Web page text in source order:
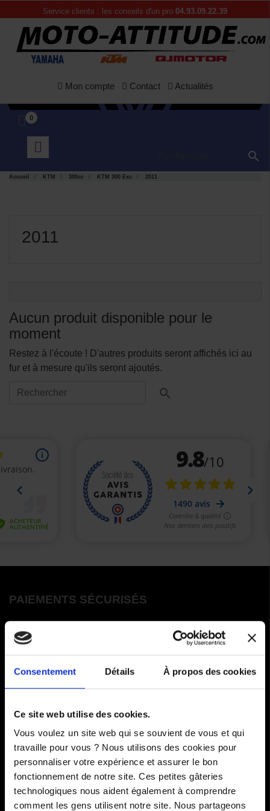
Consentement Détails À propos des cookies
Ce site web utilise des cookies.
Vous voulez un site web qui se souvient de vous et qui
travaille pour vous ? Nous utilisons des cookies pour
personnaliser votre expérience et assurer le bon
fonctionnement de notre site. Ces petites gâteries
technologiques nous aident également à comprendre
comment les gens utilisent notre site. Nous partageons
Service clients : les conseils d'un pro 04.93.09.22.39
Mon compte Contact Actualités
0

Accueil KTM 300cc KTM 300 Exc 2011
2011
Aucun produit disponible pour le
moment
Restez à l'écoute ! D'autres produits seront affichés ici au
fur et à mesure qu'ils seront ajoutés.

PAIEMENTS SÉCURISÉS
Paiement en 3 ou 4 fois
Paiements
Livraisons
Comment renvoyer des articles
SAV